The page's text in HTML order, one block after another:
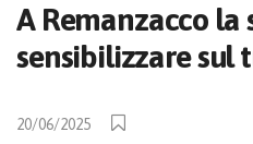
A Remanzacco
sensibilizzare sul
20/06/2025